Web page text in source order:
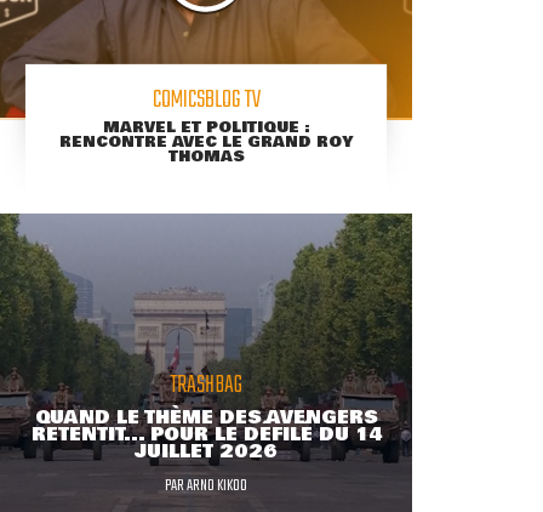
COMICSBLOG TV
MARVEL ET POLITIQUE :
RENCONTRE AVEC LE GRAND ROY
THOMAS
TRASHBAG
QUAND LE THÈME DES AVENGERS
RETENTIT... POUR LE DÉFILÉ DU 14
JUILLET 2026
PARARNO KIKOO